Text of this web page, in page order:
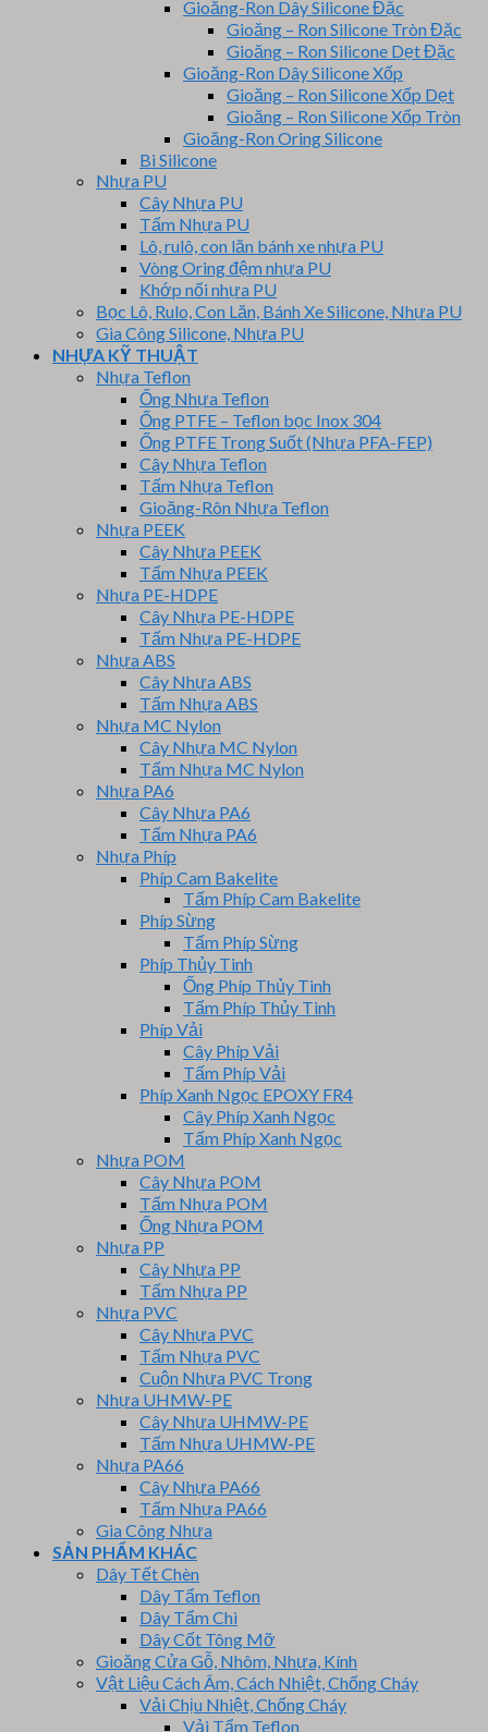
Gioăng-Ron Dây Silicone Đặc
Gioăng – Ron Silicone Tròn Đặc
Gioăng – Ron Silicone Dẹt Đặc
Gioăng-Ron Dây Silicone Xốp
Gioăng – Ron Silicone Xốp Dẹt
Gioăng – Ron Silicone Xốp Tròn
Gioăng-Ron Oring Silicone
Bi Silicone
Nhựa PU
Cây Nhựa PU
Tấm Nhựa PU
Lô, rulô, con lăn bánh xe nhựa PU
Vòng Oring đệm nhựa PU
Khớp nối nhựa PU
Bọc Lô, Rulo, Con Lăn, Bánh Xe Silicone, Nhựa PU
Gia Công Silicone, Nhựa PU
NHỰA KỸ THUẬT
Nhựa Teflon
Ống Nhựa Teflon
Ống PTFE – Teflon bọc Inox 304
Ống PTFE Trong Suốt (Nhựa PFA-FEP)
Cây Nhựa Teflon
Tấm Nhựa Teflon
Gioăng-Rôn Nhựa Teflon
Nhựa PEEK
Cây Nhựa PEEK
Tấm Nhựa PEEK
Nhựa PE-HDPE
Cây Nhựa PE-HDPE
Tấm Nhựa PE-HDPE
Nhựa ABS
Cây Nhựa ABS
Tấm Nhựa ABS
Nhựa MC Nylon
Cây Nhựa MC Nylon
Tấm Nhựa MC Nylon
Nhựa PA6
Cây Nhựa PA6
Tấm Nhựa PA6
Nhựa Phíp
Phíp Cam Bakelite
Tấm Phíp Cam Bakelite
Phíp Sừng
Tấm Phíp Sừng
Phíp Thủy Tinh
Ống Phíp Thủy Tinh
Tấm Phíp Thủy Tinh
Phíp Vải
Cây Phíp Vải
Tấm Phíp Vải
Phíp Xanh Ngọc EPOXY FR4
Cây Phíp Xanh Ngọc
Tấm Phíp Xanh Ngọc
Nhựa POM
Cây Nhựa POM
Tấm Nhựa POM
Ống Nhựa POM
Nhựa PP
Cây Nhựa PP
Tấm Nhựa PP
Nhựa PVC
Cây Nhựa PVC
Tấm Nhựa PVC
Cuộn Nhựa PVC Trong
Nhựa UHMW-PE
Cây Nhựa UHMW-PE
Tấm Nhựa UHMW-PE
Nhựa PA66
Cây Nhựa PA66
Tấm Nhựa PA66
Gia Công Nhựa
SẢN PHẨM KHÁC
Dây Tết Chèn
Dây Tẩm Teflon
Dây Tẩm Chì
Dây Cốt Tông Mỡ
Gioăng Cửa Gỗ, Nhôm, Nhựa, Kính
Vật Liệu Cách Âm, Cách Nhiệt, Chống Cháy
Vải Chịu Nhiệt, Chống Cháy
Vải Tẩm Teflon